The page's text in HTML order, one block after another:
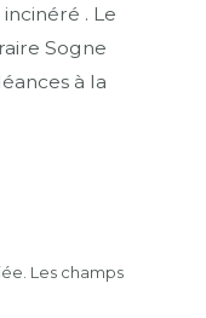
. Le
Sogne
à la
Les champs